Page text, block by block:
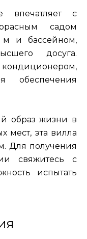
впечатляет с
садом
и бассейном,
досуга.
образ жизни в
мест, эта вилла
Для получения
свяжитесь с
испытать